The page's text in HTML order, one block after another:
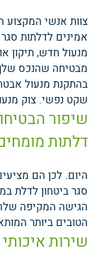
צוות אנשי
אמינים לדלתות
מנעול חדש, תיקון
מבטיחה שהנכס
בהתקנת מנעול
שקט נפשי.
שיפור
דלתות
צוק
היום. לכן הם
סגר ביטחון לדלת
הגישה המקיפה
הטובים ביותר
שירות איכותי